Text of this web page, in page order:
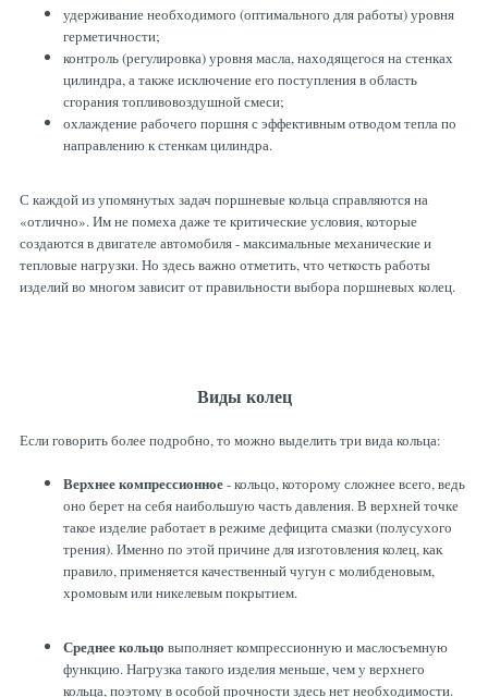
удерживание необходимого (оптимального для работы) уровня
герметичности;
контроль (регулировка) уровня масла, находящегося на стенках
цилиндра, а также исключение его поступления в область
сгорания топливовоздушной смеси;
охлаждение рабочего поршня с эффективным отводом тепла по
направлению к стенкам цилиндра.
С каждой из упомянутых задач поршневые кольца справляются на
«отлично». Им не помеха даже те критические условия, которые
создаются в двигателе автомобиля - максимальные механические и
тепловые нагрузки. Но здесь важно отметить, что четкость работы
изделий во многом зависит от правильности выбора поршневых колец.
Виды колец
Если говорить более подробно, то можно выделить три вида кольца:
Верхнее компрессионное- кольцо, которому сложнее всего, ведь
оно берет на себя наибольшую часть давления. В верхней точке
такое изделие работает в режиме дефицита смазки (полусухого
трения). Именно по этой причине для изготовления колец, как
правило, применяется качественный чугун с молибденовым,
хромовым или никелевым покрытием.
Среднее кольцо выполняет компрессионную и маслосъемную
функцию. Нагрузка такого изделия меньше, чем у верхнего
кольца, поэтому в особой прочности здесь нет необходимости.